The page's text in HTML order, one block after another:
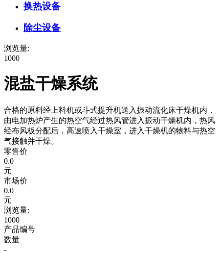
换热设备
除尘设备
浏览量:
1000
混盐干燥系统
合格的原料经上料机或斗式提升机送入振动流化床干燥机内，
由电加热炉产生的热空气经过热风管进入振动干燥机内，热风
经布风板分配后，高速喷入干燥室，进入干燥机的物料与热空
气接触并干燥。
零售价
0.0
元
市场价
0.0
元
浏览量:
1000
产品编号
数量
-